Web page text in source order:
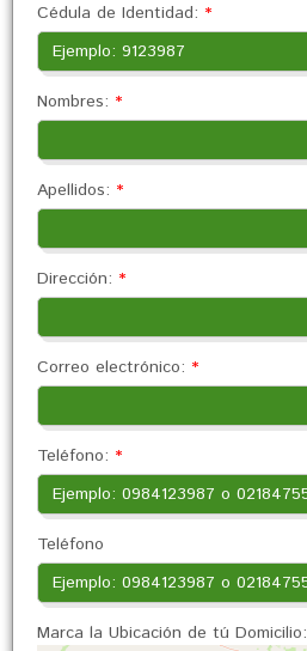
Cédula de Identidad: *
Nombres: *
Apellidos: *
Dirección: *
Correo electrónico: *
Teléfono: *
Teléfono
Marca la Ubicación de tú Domicilio: